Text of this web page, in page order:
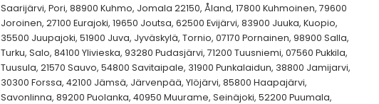
Saarijärvi, Pori, 88900 Kuhmo, Jomala 22150, Åland, 17800 Kuhmoinen, 79600
Joroinen, 27100 Eurajoki, 19650 Joutsa, 62500 Evijärvi, 83900 Juuka, Kuopio,
35500 Juupajoki, 51900 Juva, Jyväskylä, Tornio, 07170 Pornainen, 98900 Salla,
Turku, Salo, 84100 Ylivieska, 93280 Pudasjärvi, 71200 Tuusniemi, 07560 Pukkila,
Tuusula, 21570 Sauvo, 54800 Savitaipale, 31900 Punkalaidun, 38800 Jamijarvi,
30300 Forssa, 42100 Jämsä, Järvenpää, Ylöjärvi, 85800 Haapajärvi,
Savonlinna, 89200 Puolanka, 40950 Muurame, Seinäjoki, 52200 Puumala,